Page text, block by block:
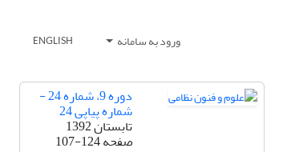
ورود به سامانه ENGLISH
دوره 9، شماره 24 -
شماره پیاپی 24
تابستان 1392
صفحه107-124